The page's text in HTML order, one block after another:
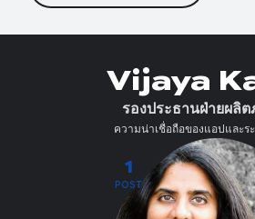
1
POST
Vijaya
รองประธานฝ่ายผลิ
ความน่าเชื่อถือของแอปและร